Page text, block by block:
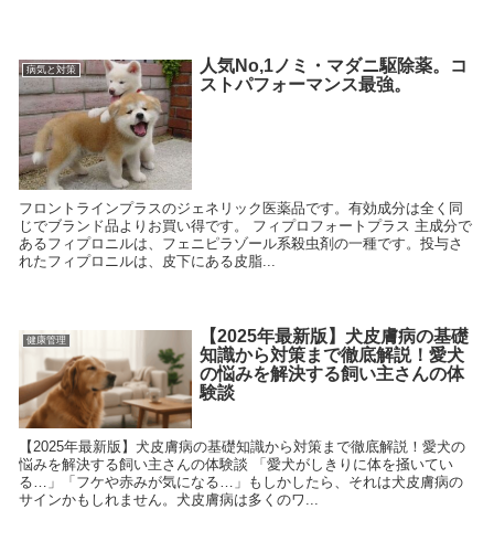
病気と対策
人気No,1ノミ・マダニ駆除薬。コ
ストパフォーマンス最強。
フロントラインプラスのジェネリック医薬品です。有効成分は全く同
じでブランド品よりお買い得です。 フィプロフォートプラス 主成分で
あるフィプロニルは、フェニピラゾール系殺虫剤の一種です。投与さ
れたフィプロニルは、皮下にある皮脂...
健康管理
【2025年最新版】犬皮膚病の基礎
知識から対策まで徹底解説！愛犬
の悩みを解決する飼い主さんの体
験談
【2025年最新版】犬皮膚病の基礎知識から対策まで徹底解説！愛犬の
悩みを解決する飼い主さんの体験談 「愛犬がしきりに体を掻いてい
る…」「フケや赤みが気になる…」もしかしたら、それは犬皮膚病の
サインかもしれません。犬皮膚病は多くのワ...